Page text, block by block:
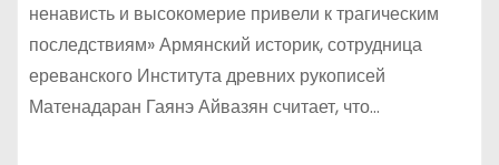
ненависть и высокомерие привели к трагическим
последствиям» Армянский историк, сотрудница
ереванского Института древних рукописей
Матенадаран Гаянэ Айвазян считает, что…